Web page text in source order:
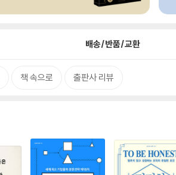
배송/반품/교환
책 속으로 출판사 리뷰